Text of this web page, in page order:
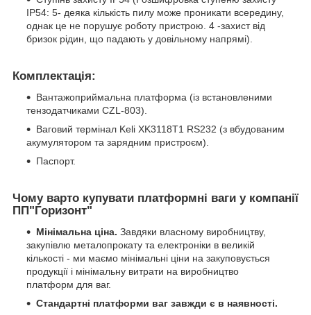
IP54: 5- деяка кількість пилу може проникати всередину,
однак це не порушує роботу пристрою. 4 -захист від
бризок рідин, що падають у довільному напрямі).
Комплектація:
Вантажоприймальна платформа (із встановленими
тензодатчиками CZL-803).
Ваговий термінал Keli XK3118Т1 RS232 (з вбудованим
акумулятором та зарядним пристроєм).
Паспорт.
Чому варто купувати платформні ваги у компанії
ПП"Горизонт"
Мінімальна ціна. Завдяки власному виробництву,
закупівлю металопрокату та електроніки в великій
кількості - ми маємо мінімальні ціни на закуповується
продукції і мінімальну витрати на виробництво
платформ для ваг.
Стандартні платформи ваг завжди є в наявності.